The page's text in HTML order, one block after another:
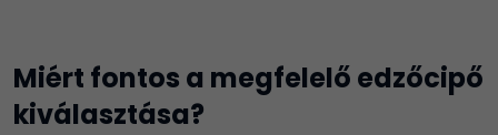
Miért fontos a megfelelő edzőcipő
kiválasztása?